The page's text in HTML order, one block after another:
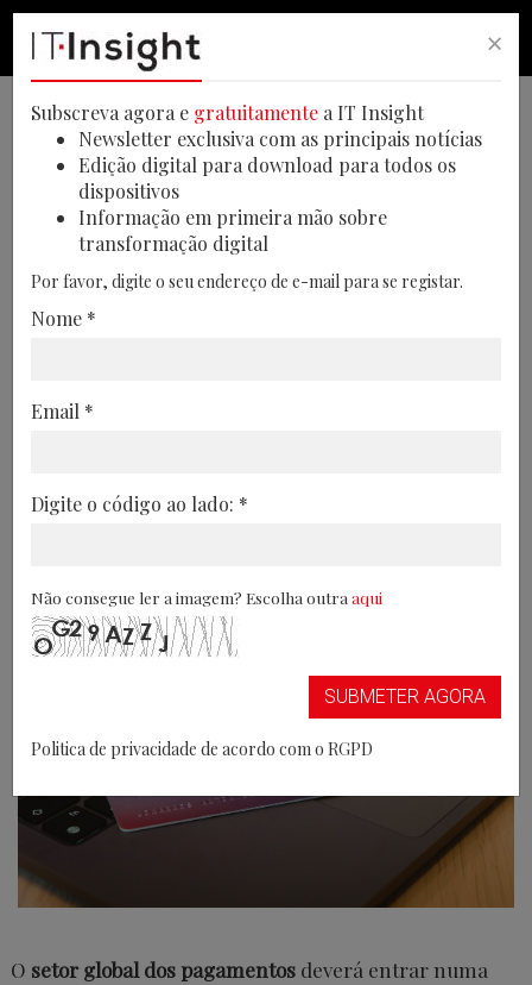
Setor dos pagamentos entra
em fase de desaceleração
global
receitas globais de pagamentos até 2029,
pela IA em agência, pelas moedas digitais
e pelos pagamentos em tempo real,
14/01/2026
O setor global dos pagamentos deverá entrar numa
×
Subscreva agora e gratuitamente a IT Insight
Newsletter exclusiva com as principais notícias
Edição digital para download para todos os
dispositivos
Informação em primeira mão sobre
transformação digital
Por favor, digite o seu endereço de e-mail para se registar.
Nome *
Email *
Digite o código ao lado: *
Não consegue ler a imagem? Escolha outra aqui
SUBMETER AGORA
Politica de privacidade de acordo com o RGPD